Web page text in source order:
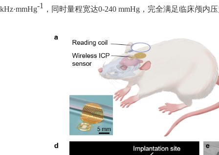
kHz·mmHg-1 ，同时量程宽达0-240 mmHg 完全满足临床颅内